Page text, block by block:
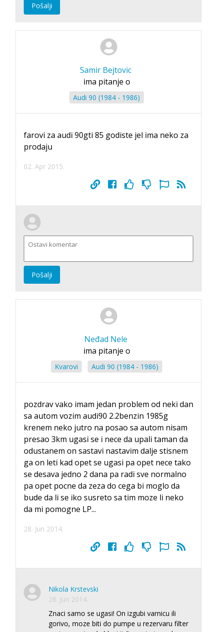
Pošalji
Samir Bejtovic
ima pitanje o
Audi 90 (1984 - 1986)
farovi za audi 90gti 85 godiste jel ima neko za
prodaju
02. Apr 2015.
Pošalji
Neđad Nele
ima pitanje o
Kvarovi Audi 90 (1984 - 1986)
pozdrav vako imam jedan problem od neki dan
sa autom vozim audi90 2.2benzin 1985g
krenem neko jutro na posao sa autom nisam
presao 3km ugasi se i nece da upali taman da
odustanem on sastavi nastavim dalje stisnem
ga on leti kad opet se ugasi pa opet nece tako
se desava jedno 2 dana pa radi sve normalno
pa opet pocne da zeza do cega bi moglo da
bude da li se iko susreto sa tim moze li neko
da mi pomogne LP...
28. Jun 2014.
Nikola Krstevski
28. Jun 2014.
Znaci samo se ugasi! On izgubi varnicu ili
gorivo, moze biti do pumpe u rezervaru filter